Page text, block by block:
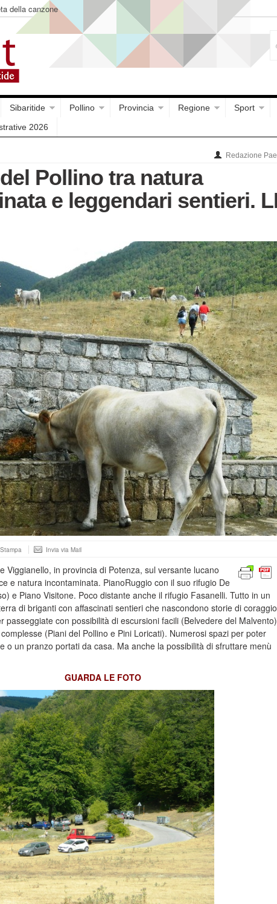
della canzone
Sibaritide Pollino Provincia Regione
Sport
2026
Redazione
Pollino tra natura
e leggendari sentieri.
Stampa Invia via Mail
e Viggianello, in provincia di Potenza, sul versante lucano
e natura incontaminata. PianoRuggio con il suo rifugio De
e Piano Visitone. Poco distante anche il rifugio Fasanelli. Tutto in un
di briganti con affascinati sentieri che nascondono storie di
passeggiate con possibilità di escursioni facili (Belvedere del Malvento)
(Piani del Pollino e Pini Loricati). Numerosi spazi per poter
o un pranzo portati da casa. Ma anche la possibilità di sfruttare menù
GUARDA LE FOTO